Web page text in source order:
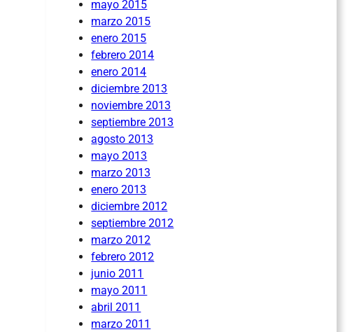
mayo 2015
marzo 2015
enero 2015
febrero 2014
enero 2014
diciembre 2013
noviembre 2013
septiembre 2013
agosto 2013
mayo 2013
marzo 2013
enero 2013
diciembre 2012
septiembre 2012
marzo 2012
febrero 2012
junio 2011
mayo 2011
abril 2011
marzo 2011